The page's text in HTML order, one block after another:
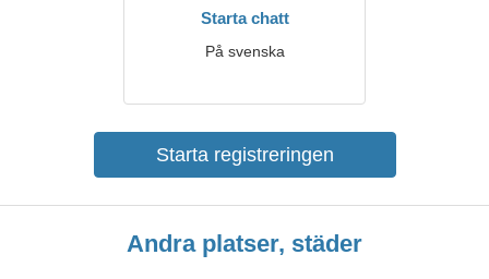
Starta chatt
På svenska
Starta registreringen
Andra platser, städer